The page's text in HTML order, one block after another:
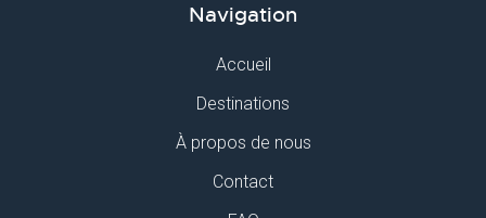
Navigation
Accueil
Destinations
À propos de nous
Contact